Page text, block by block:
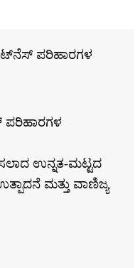
ಫಿಟ್‌ನೆಸ್ ಪರಿಹಾರಗಳ
ಪರಿಹಾರಗಳ
ಉನ್ನತ-ಮಟ್ಟದ
ಮತ್ತು ವಾಣಿಜ್ಯ